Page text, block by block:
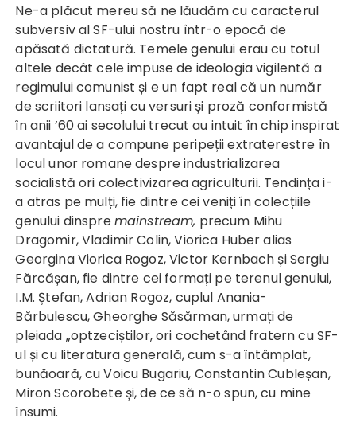
Ne-a plăcut mereu să ne lăudăm cu caracterul
subversiv al SF-ului nostru într-o epocă de
apăsată dictatură. Temele genului erau cu totul
altele decât cele impuse de ideologia vigilentă a
regimului comunist și e un fapt real că un număr
de scriitori lansați cu versuri și proză conformistă
în anii ’60 ai secolului trecut au intuit în chip inspirat
avantajul de a compune peripeții extraterestre în
locul unor romane despre industrializarea
socialistă ori colectivizarea agriculturii. Tendința i-
a atras pe mulți, fie dintre cei veniți în colecțiile
genului dinspremainstream, precum Mihu
Dragomir, Vladimir Colin, Viorica Huber alias
Georgina Viorica Rogoz, Victor Kernbach și Sergiu
Fărcășan, fie dintre cei formați pe terenul genului,
I.M. Ștefan, Adrian Rogoz, cuplul Anania-
Bărbulescu, Gheorghe Săsărman, urmați de
pleiada „optzeciștilor, ori cochetând fratern cu SF-
ul și cu literatura generală, cum s-a întâmplat,
bunăoară, cu Voicu Bugariu, Constantin Cubleșan,
Miron Scorobete și, de ce să n-o spun, cu mine
însumi.